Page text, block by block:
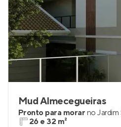
Mud Almecegueiras
Pronto para morar no Jardim
26 e 32 m²